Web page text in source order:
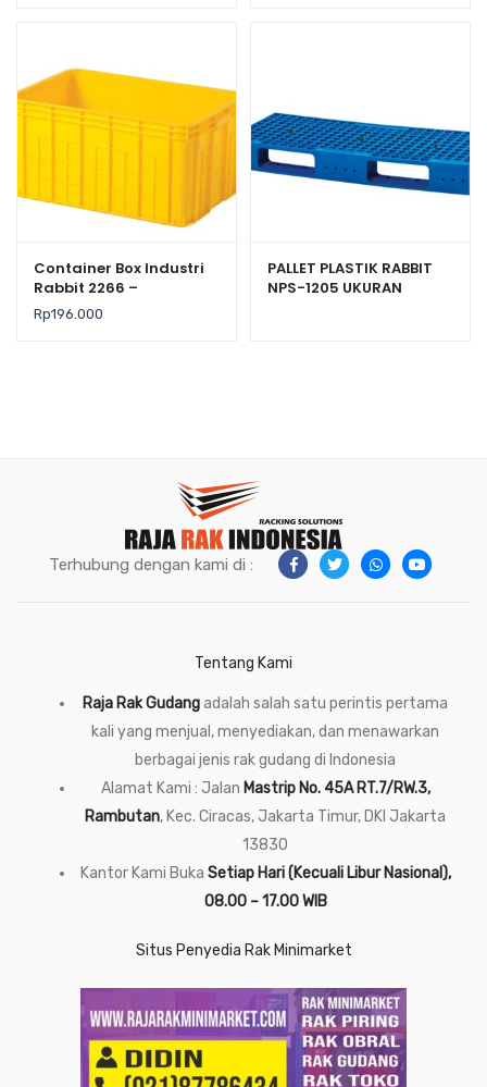
Container Box Industri
Rabbit 2266 –
Keranjang Plastik
Rapat Serbaguna
Rp196.000
PALLET PLASTIK RABBIT
NPS-1205 UKURAN
Terhubung dengan kami di :
Tentang Kami
Raja Rak Gudangadalah salah satu perintis pertama
kali yang menjual, menyediakan, dan menawarkan
berbagai jenis rak gudang di Indonesia
Alamat Kami : Jalan Mastrip No. 45A RT.7/RW.3,
Rambutan, Kec. Ciracas, Jakarta Timur, DKI Jakarta
13830
Kantor Kami Buka Setiap Hari (Kecuali Libur Nasional),
08.00 – 17.00 WIB
Situs Penyedia Rak Minimarket